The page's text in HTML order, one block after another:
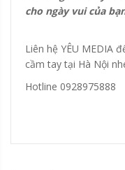
cho ngày vui của
Liên hệ YÊU MEDIA
cầm tay tại Hà Nội
Hotline 0928975888